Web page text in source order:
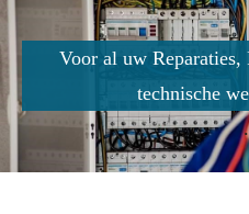
Voor al uw
technische
.